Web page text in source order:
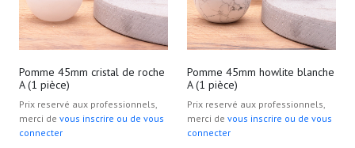
Pomme 45mm cristal de roche
A (1 pièce)
Prix reservé aux professionnels,
merci de vous inscrire ou de vous
connecter
Pomme 45mm howlite blanche
A (1 pièce)
Prix reservé aux professionnels,
merci de vous inscrire ou de vous
connecter